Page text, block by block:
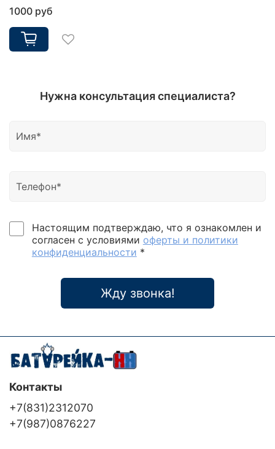
1000 руб
Нужна консультация специалиста?
Настоящим подтверждаю, что я ознакомлен и
согласен с условиями оферты и политики
конфиденциальности *
Жду звонка!
Контакты
+7(831)2312070
+7(987)0876227